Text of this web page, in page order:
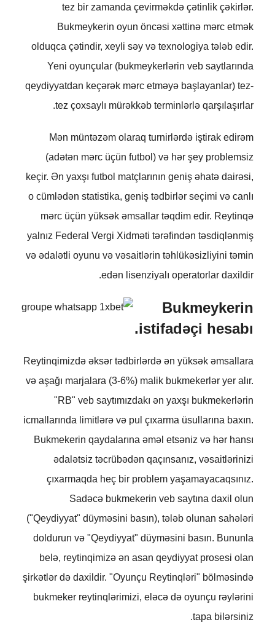
tez bir zamanda çevirməkdə çətinlik çəkirlər.
Bukmeykerin oyun öncəsi xəttinə mərc etmək
olduqca çətindir, xeyli səy və texnologiya tələb edir.
Yeni oyunçular (bukmeykerlərin veb saytlarında
qeydiyyatdan keçərək mərc etməyə başlayanlar) tez-
tez çoxsaylı mürəkkəb terminlərlə qarşılaşırlar.
Mən müntəzəm olaraq turnirlərdə iştirak edirəm
(adətən mərc üçün futbol) və hər şey problemsiz
keçir. Ən yaxşı futbol matçlarının geniş əhatə dairəsi,
o cümlədən statistika, geniş tədbirlər seçimi və canlı
mərc üçün yüksək əmsallar təqdim edir. Reytinqə
yalnız Federal Vergi Xidməti tərəfindən təsdiqlənmiş
və ədalətli oyunu və vəsaitlərin təhlükəsizliyini təmin
edən lisenziyalı operatorlar daxildir.
Bukmeykerin
istifadəçi hesabı.
Reytinqimizdə əksər tədbirlərdə ən yüksək əmsallara
və aşağı marjalara (3-6%) malik bukmekerlər yer alır.
"RB" veb saytımızdakı ən yaxşı bukmekerlərin
icmallarında limitlərə və pul çıxarma üsullarına baxın.
Bukmekerin qaydalarına əməl etsəniz və hər hansı
ədalətsiz təcrübədən qaçınsanız, vəsaitlərinizi
çıxarmaqda heç bir problem yaşamayacaqsınız.
Sadəcə bukmekerin veb saytına daxil olun
("Qeydiyyat" düyməsini basın), tələb olunan sahələri
doldurun və "Qeydiyyat" düyməsini basın. Bununla
belə, reytinqimizə ən asan qeydiyyat prosesi olan
şirkətlər də daxildir. "Oyunçu Reytinqləri" bölməsində
bukmeker reytinqlərimizi, eləcə də oyunçu rəylərini
tapa bilərsiniz.